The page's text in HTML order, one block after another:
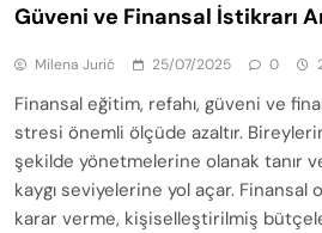
Güveni ve Finansal İstikrarı
Milena Jurić 25/07/2025 0
Finansal eğitim, refahı, güveni ve
stresi önemli ölçüde azaltır.
şekilde yönetmelerine olanak tanır
kaygı seviyelerine yol açar. Finansal
karar verme, kişiselleştirilmiş